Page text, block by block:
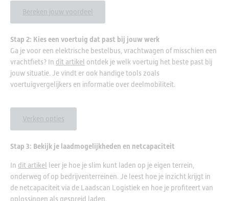
Bereken jouw voordeel
Stap 2: Kies een voertuig dat past bij jouw werk
Ga je voor een elektrische bestelbus, vrachtwagen of misschien een
vrachtfiets? In dit artikel ontdek je welk voertuig het beste past bij
jouw situatie. Je vindt er ook handige tools zoals
voertuigvergelijkers en informatie over deelmobiliteit.
Verken opties
Stap 3: Bekijk je laadmogelijkheden en netcapaciteit
In dit artikel leer je hoe je slim kunt laden op je eigen terrein,
onderweg of op bedrijventerreinen. Je leest hoe je inzicht krijgt in
de netcapaciteit via de Laadscan Logistiek en hoe je profiteert van
oplossingen als gespreid laden.